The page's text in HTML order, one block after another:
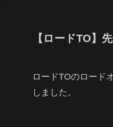
【ロードTO】
ロードTOのロード
しました。